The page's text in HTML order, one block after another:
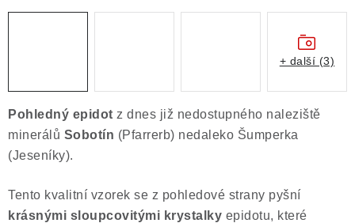
Pohledný epidot z dnes již nedostupného naleziště
minerálů Sobotín (Pfarrerb) nedaleko Šumperka
(Jeseníky).
Tento kvalitní vzorek se z pohledové strany pyšní
krásnými sloupcovitými krystalky epidotu, které
+ další (3)